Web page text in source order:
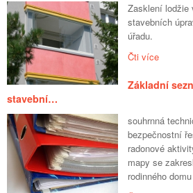
Zasklení lodžie
stavebních
úřadu.
Čti více
Základní
stavební…
souhrnná
bezpečnostní
radonové
mapy se
rodinného